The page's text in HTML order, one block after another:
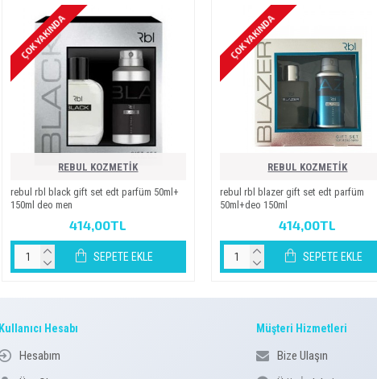
ÇOK YAKINDA
REBUL KOZMETİK
rebul rbl black gi̇ft set edt parfüm 50ml+
150ml deo men
414,00TL
SEPETE EKLE
ÇOK YAKINDA
REBUL KOZMETİK
rebul rbl blazer gi̇ft set edt parfüm
50ml+deo 150ml
414,00TL
SEPETE EKLE
Kullanıcı Hesabı
Hesabım
Müşteri Hizmetleri
Bize Ulaşın